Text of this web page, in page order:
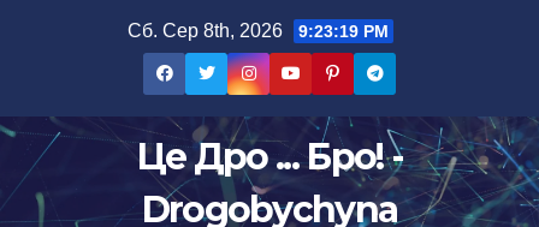
Сб. Сер 8th, 2026 9:23:19 PM
Це Дро ... Бро! -
Drogobychyna